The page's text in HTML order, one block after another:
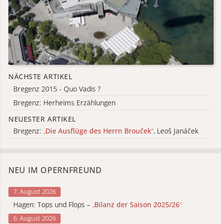
NÄCHSTE ARTIKEL
Bregenz 2015 - Quo Vadis ?
Bregenz: Herheims Erzählungen
NEUESTER ARTIKEL
Bregenz: „Die Ausflüge des Herrn Brouček“, Leoš Janáček
NEU IM OPERNFREUND
7. August 2026
Hagen: Tops und Flops – „Bilanz der Saison 2025/26“
6. August 2026